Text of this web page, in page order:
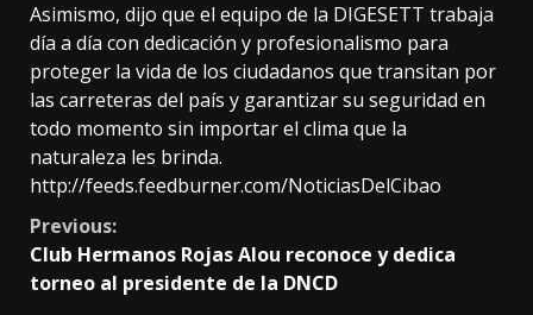
Asimismo, dijo que el equipo de la DIGESETT trabaja
día a día con dedicación y profesionalismo para
proteger la vida de los ciudadanos que transitan por
las carreteras del país y garantizar su seguridad en
todo momento sin importar el clima que la
naturaleza les brinda.
http://feeds.feedburner.com/NoticiasDelCibao
Continue
Reading
Previous:
Club Hermanos Rojas Alou reconoce y dedica
torneo al presidente de la DNCD